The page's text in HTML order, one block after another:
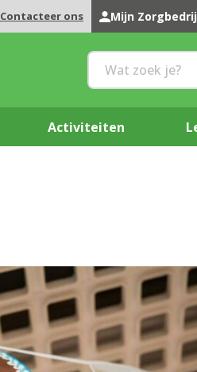
Contacteer ons Mijn
Activiteiten